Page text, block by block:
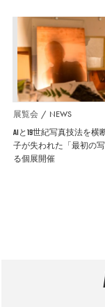
展覧会 NEWS
AIと19世紀写真技法を横
子が失われた「最初の
る個展開催